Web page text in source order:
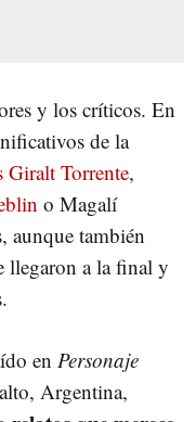
y los críticos. En
de la
Giralt Torrente,
o Magalí
aunque también
llegaron a la final y
en Personaje
Argentina,